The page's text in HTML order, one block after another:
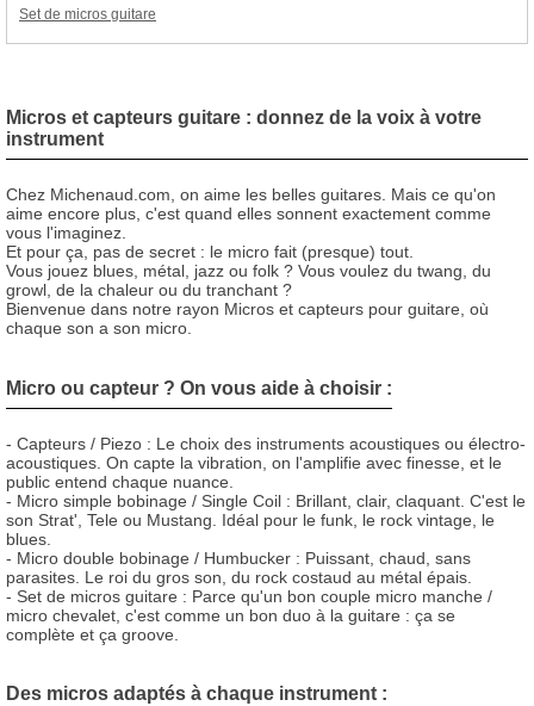
Set de micros guitare
Micros et capteurs guitare : donnez de la voix à votre
instrument
Chez Michenaud.com, on aime les belles guitares. Mais ce qu'on
aime encore plus, c'est quand elles sonnent exactement comme
vous l'imaginez.
Et pour ça, pas de secret : le micro fait (presque) tout.
Vous jouez blues, métal, jazz ou folk ? Vous voulez du twang, du
growl, de la chaleur ou du tranchant ?
Bienvenue dans notre rayon Micros et capteurs pour guitare, où
chaque son a son micro.
Micro ou capteur ? On vous aide à choisir :
- Capteurs / Piezo : Le choix des instruments acoustiques ou électro-
acoustiques. On capte la vibration, on l'amplifie avec finesse, et le
public entend chaque nuance.
- Micro simple bobinage / Single Coil : Brillant, clair, claquant. C'est le
son Strat', Tele ou Mustang. Idéal pour le funk, le rock vintage, le
blues.
- Micro double bobinage / Humbucker : Puissant, chaud, sans
parasites. Le roi du gros son, du rock costaud au métal épais.
- Set de micros guitare : Parce qu'un bon couple micro manche /
micro chevalet, c'est comme un bon duo à la guitare : ça se
complète et ça groove.
Des micros adaptés à chaque instrument :